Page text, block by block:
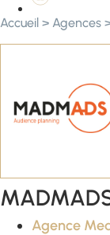
Accueil > Agences
Agence